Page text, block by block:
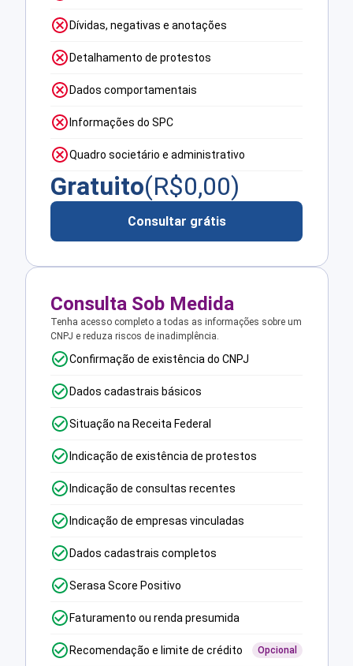
Dívidas, negativas e anotações
Detalhamento de protestos
Dados comportamentais
Informações do SPC
Quadro societário e administrativo
Gratuito(R$0,00)
Consultar grátis
Consulta Sob Medida
Tenha acesso completo a todas as informações sobre um
CNPJ e reduza riscos de inadimplência.
Confirmação de existência do CNPJ
Dados cadastrais básicos
Situação na Receita Federal
Indicação de existência de protestos
Indicação de consultas recentes
Indicação de empresas vinculadas
Dados cadastrais completos
Serasa Score Positivo
Faturamento ou renda presumida
Recomendação e limite de crédito Opcional